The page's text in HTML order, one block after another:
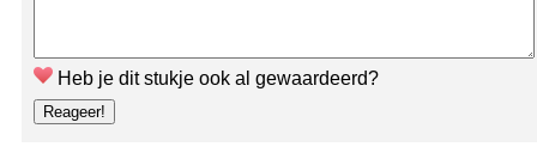
Heb je dit stukje ook al gewaardeerd?